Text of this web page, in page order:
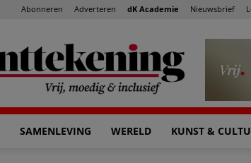
Abonneren Adverteren dK Academie Nieuwsbrief
SAMENLEVING WERELD KUNST &